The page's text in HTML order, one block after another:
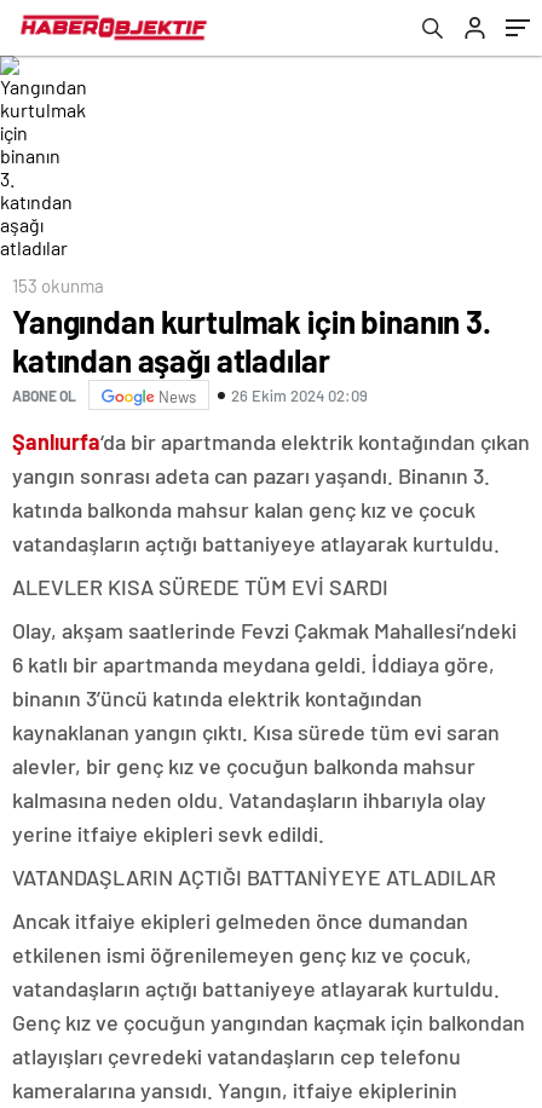
153 okunma
Yangından kurtulmak için binanın 3.
katından aşağı atladılar
ABONE OL News 26 Ekim 2024 02:09
Şanlıurfa‘da bir apartmanda elektrik kontağından çıkan
yangın sonrası adeta can pazarı yaşandı. Binanın 3.
katında balkonda mahsur kalan genç kız ve çocuk
vatandaşların açtığı battaniyeye atlayarak kurtuldu.
ALEVLER KISA SÜREDE TÜM EVİ SARDI
Olay, akşam saatlerinde Fevzi Çakmak Mahallesi’ndeki
6 katlı bir apartmanda meydana geldi. İddiaya göre,
binanın 3’üncü katında elektrik kontağından
kaynaklanan yangın çıktı. Kısa sürede tüm evi saran
alevler, bir genç kız ve çocuğun balkonda mahsur
kalmasına neden oldu. Vatandaşların ihbarıyla olay
yerine itfaiye ekipleri sevk edildi.
VATANDAŞLARIN AÇTIĞI BATTANİYEYE ATLADILAR
Ancak itfaiye ekipleri gelmeden önce dumandan
etkilenen ismi öğrenilemeyen genç kız ve çocuk,
vatandaşların açtığı battaniyeye atlayarak kurtuldu.
Genç kız ve çocuğun yangından kaçmak için balkondan
atlayışları çevredeki vatandaşların cep telefonu
kameralarına yansıdı. Yangın, itfaiye ekiplerinin